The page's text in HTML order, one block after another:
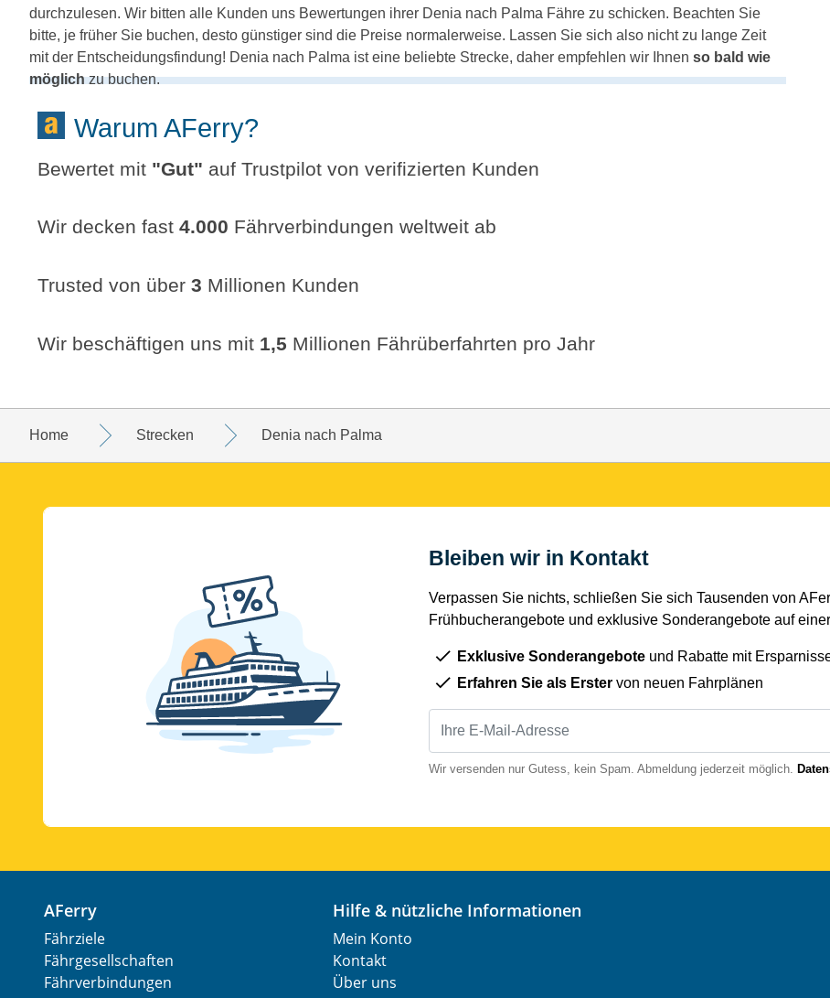
durchzulesen. Wir bitten alle Kunden uns Bewertungen ihrer Denia nach Palma Fähre zu schicken. Beachten Sie
bitte, je früher Sie buchen, desto günstiger sind die Preise normalerweise. Lassen Sie sich also nicht zu lange Zeit
mit der Entscheidungsfindung! Denia nach Palma ist eine beliebte Strecke, daher empfehlen wir Ihnen so bald wie
möglichzu buchen.
Warum AFerry?
Bewertet mit "Gut" auf Trustpilot von verifizierten Kunden
Wir decken fast 4.000 Fährverbindungen weltweit ab
Trusted von über 3 Millionen Kunden
Wir beschäftigen uns mit 1,5 Millionen Fährüberfahrten pro Jahr
Home Strecken Denia nach Palma
Bleiben wir in Kontakt
Verpassen Sie nichts, schließen Sie sich Tausenden von
Frühbucherangebote und exklusive Sonderangebote auf
Exklusive Sonderangebote und Rabatte mit
Erfahren Sie als Erster von neuen Fahrplänen
Wir versenden nur Gutess, kein Spam. Abmeldung jederzeit möglich.
AFerry
Fährziele
Fährgesellschaften
Fährverbindungen
Hilfe & nützliche Informationen
Mein Konto
Kontakt
Über uns